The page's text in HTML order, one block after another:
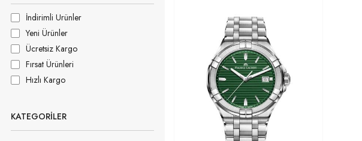
İndirimli Ürünler
Yeni Ürünler
Ücretsiz Kargo
Fırsat Ürünleri
Hızlı Kargo
KATEGORILER